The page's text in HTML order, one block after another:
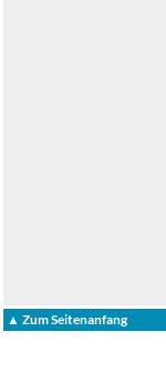
▲ Zum Seitenanfang